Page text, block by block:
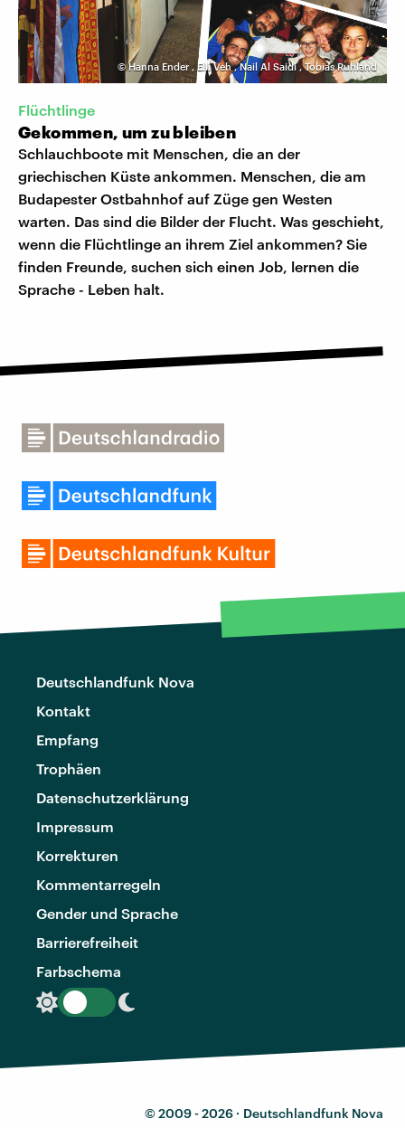
©Hanna Ender, Elli Veh,Nail Al Saidi,Tobias Ruhland
Flüchtlinge
Gekommen, um zu bleiben
Schlauchboote mit Menschen, die an der
griechischen Küste ankommen. Menschen, die am
Budapester Ostbahnhof auf Züge gen Westen
warten. Das sind die Bilder der Flucht. Was geschieht,
wenn die Flüchtlinge an ihrem Ziel ankommen? Sie
finden Freunde, suchen sich einen Job, lernen die
Sprache - Leben halt.
Deutschlandfunk Nova
Kontakt
Empfang
Trophäen
Datenschutzerklärung
Impressum
Korrekturen
Kommentarregeln
Gender und Sprache
Barrierefreiheit
Farbschema
© 2009 - 2026 · Deutschlandfunk Nova